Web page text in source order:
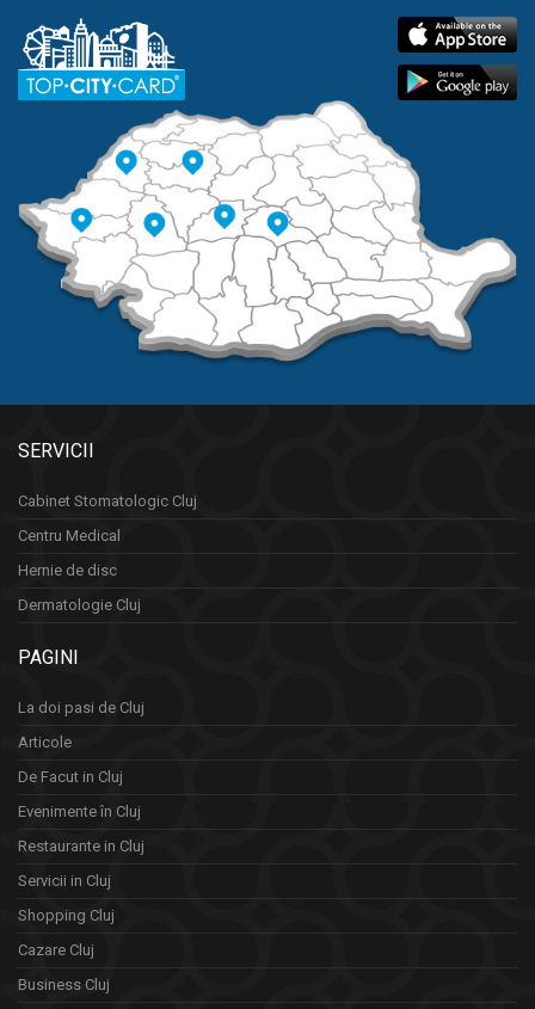
SERVICII
Cabinet Stomatologic Cluj
Centru Medical
Hernie de disc
Dermatologie Cluj
PAGINI
La doi pasi de Cluj
Articole
De Facut in Cluj
Evenimente în Cluj
Restaurante in Cluj
Servicii in Cluj
Shopping Cluj
Cazare Cluj
Business Cluj